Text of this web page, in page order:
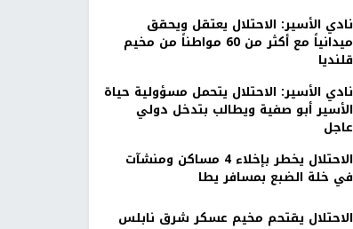
نادي الأسير: الاحتلال يعتقل ويحقق
ميدانياً مع أكثر من 60 مواطناً من مخيم
قلنديا
نادي الأسير: الاحتلال يتحمل مسؤولية حياة
الأسير أبو صفية ويطالب بتدخل دولي
عاجل
الاحتلال يخطر بإخلاء 4 مساكن ومنشآت
في خلة الضبع بمسافر يطا
الاحتلال يقتحم مخيم عسكر شرق نابلس